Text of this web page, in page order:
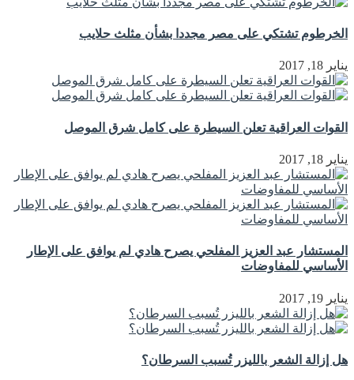
الخرطوم تشتكي على مصر مجددا بشأن مثلث حلايب
يناير 18, 2017
القوات العراقية تعلن السيطرة على كامل شرق الموصل
يناير 18, 2017
المستشار عبد العزيز المفلحي يصرح هادي لم يوافق على الإطار
الأساسي للمفاوضات
يناير 19, 2017
هل إزالة الشعر بالليزر تُسبب السرطان؟